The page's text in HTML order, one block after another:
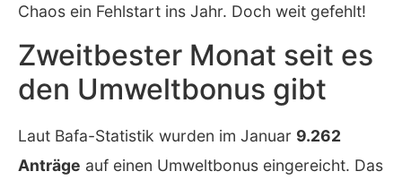
Chaos ein Fehlstart ins Jahr. Doch weit gefehlt!
Zweitbester Monat seit es
den Umweltbonus gibt
Laut Bafa-Statistik wurden im Januar 9.262
Anträge auf einen Umweltbonus eingereicht. Das